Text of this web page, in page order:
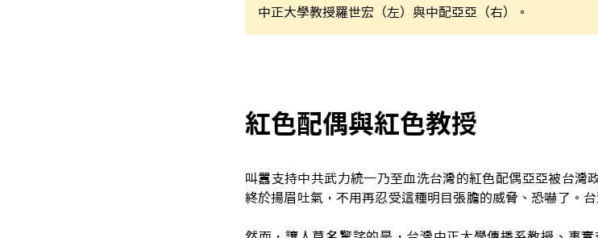
中正大學教授羅世宏（左）與中配亞亞（右）。
紅色配偶與紅色教授
叫囂支持中共武力統一乃至血洗台灣的紅色配偶亞亞被台灣
終於揚眉吐氣，不用再忍受這種明目張膽的威脅、恐嚇了。